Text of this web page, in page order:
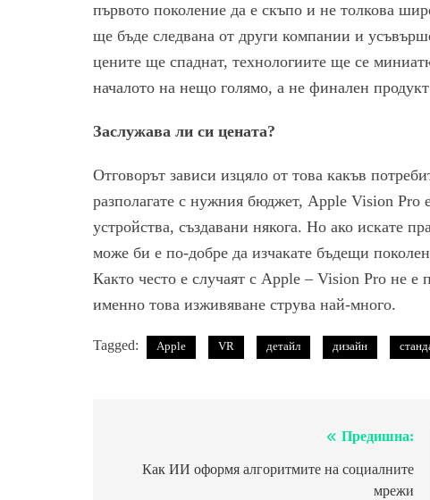
първото поколение да е скъпо и не толкова
ще бъде следвана от други компании и
цените ще спаднат, технологиите ще се
началото на нещо голямо, а не финален
Заслужава ли си цената?
Отговорът зависи изцяло от това какъв
разполагате с нужния бюджет, Apple Vision Pro
устройства, създавани някога. Но ако искате
може би е по-добре да изчакате бъдещи
Както често е случаят с Apple – Vision Pro не е
именно това изживяване струва най-много.
Tagged: Apple VR детайл дизайн
Предишна:
Как ИИ оформя алгоритмите на социалните
мрежи